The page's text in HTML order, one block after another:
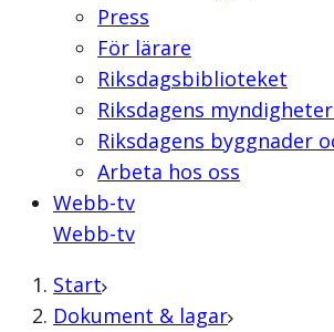
Press
För lärare
Riksdagsbiblioteket
Riksdagens
Riksdagens byggnader
Arbeta hos oss
Webb-tv
Webb-tv
Start
Dokument & lagar